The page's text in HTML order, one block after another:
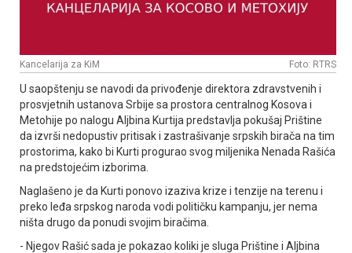
Kancelarija za KiM Foto: RTRS
U saopštenju se navodi da privođenje direktora zdravstvenih i
prosvjetnih ustanova Srbije sa prostora centralnog Kosova i
Metohije po nalogu Aljbina Kurtija predstavlja pokušaj Prištine
da izvrši nedopustiv pritisak i zastrašivanje srpskih birača na tim
prostorima, kako bi Kurti progurao svog miljenika Nenada Rašića
na predstojećim izborima.
Naglašeno je da Kurti ponovo izaziva krize i tenzije na terenu i
preko leđa srpskog naroda vodi političku kampanju, jer nema
ništa drugo da ponudi svojim biračima.
- Njegov Rašić sada je pokazao koliki je sluga Prištine i Aljbina